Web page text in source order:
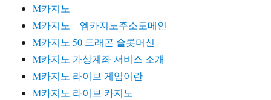
M카지노
M카지노 – 엠카지노주소도메인
M카지노 50 드래곤 슬롯머신
​M카지노 가상계좌 서비스 소개
M카지노 라이브 게임이란
M카지노 라이브 카지노